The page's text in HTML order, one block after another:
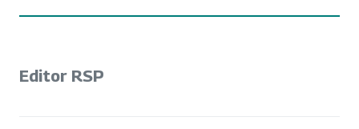
Editor RSP